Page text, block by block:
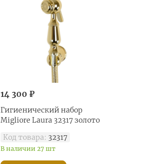
14 300 ₽
Гигиенический набор
Migliore Laura 32317 золото
Код товара: 32317
В наличии 27 шт